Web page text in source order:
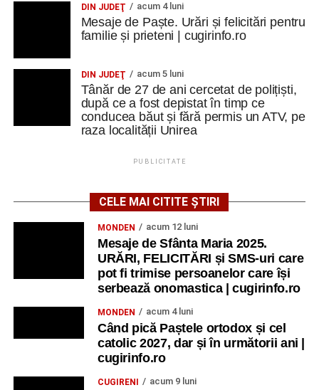
DIN JUDEŢ acum 4 luni
Mesaje de Paște. Urări și felicitări pentru
familie și prieteni | cugirinfo.ro
DIN JUDEŢ acum 5 luni
Tânăr de 27 de ani cercetat de polițiști,
după ce a fost depistat în timp ce
conducea băut și fără permis un ATV, pe
raza localității Unirea
PUBLICITATE
CELE MAI CITITE ȘTIRI
MONDEN acum 12 luni
Mesaje de Sfânta Maria 2025.
URĂRI, FELICITĂRI și SMS-uri care
pot fi trimise persoanelor care își
serbează onomastica | cugirinfo.ro
MONDEN acum 4 luni
Când pică Paștele ortodox și cel
catolic 2027, dar și în următorii ani |
cugirinfo.ro
CUGIRENI acum 9 luni